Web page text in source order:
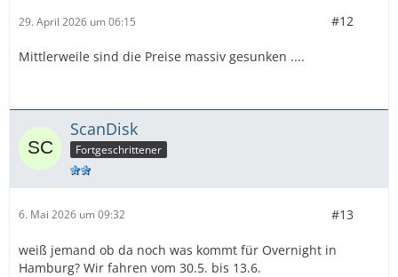
29. April 2026 um 06:15 #12
Mittlerweile sind die Preise massiv gesunken ....
ScanDisk
Fortgeschrittener
6. Mai 2026 um 09:32 #13
weiß jemand ob da noch was kommt für Overnight in
Hamburg? Wir fahren vom 30.5. bis 13.6.